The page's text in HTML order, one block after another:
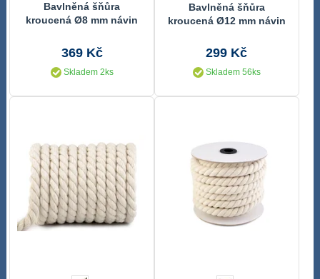
Bavlněná šňůra
kroucená Ø8 mm návin
369 Kč
Skladem 2ks
Bavlněná šňůra
kroucená Ø12 mm návin
299 Kč
Skladem 56ks